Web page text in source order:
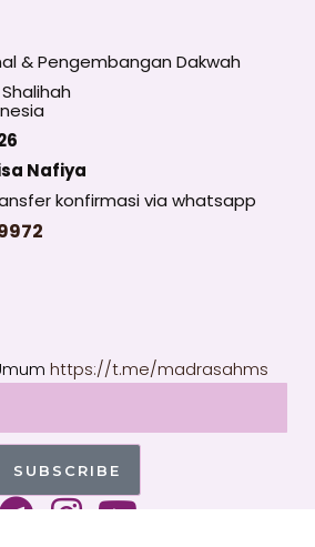
& Pengembangan Dakwah
Nafiya
konfirmasi via whatsapp
https://t.me/madrasahms
SUBSCRIBE
T I Y